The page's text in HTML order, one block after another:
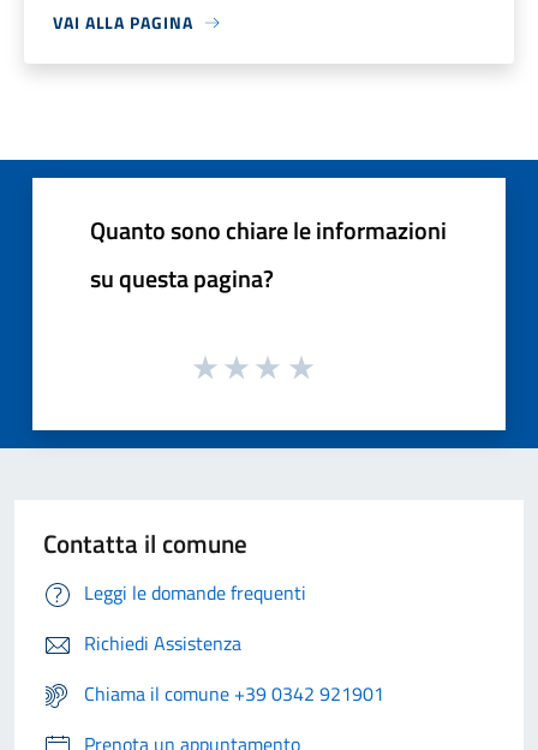
VAI ALLA PAGINA
Quanto sono chiare le informazioni
su questa pagina?
Contatta il comune
Leggi le domande frequenti
Richiedi Assistenza
Chiama il comune +39 0342 921901
Prenota un appuntamento